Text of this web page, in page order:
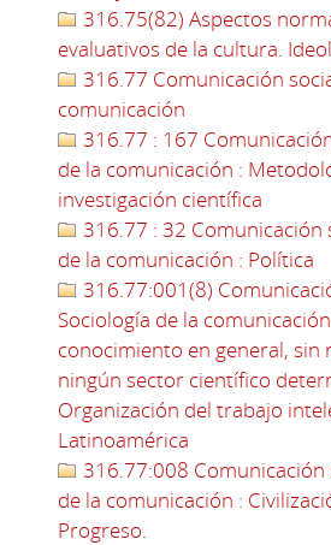
316.75(82) Aspectos
evaluativos de la cultura.
316.77 Comunicación
comunicación
316.77 : 167
de la comunicación :
investigación científica
316.77 : 32 Comunicación
de la comunicación : Política
316.77:001(8)
Sociología de la
conocimiento en general, sin
ningún sector científico
Organización del trabajo
Latinoamérica
316.77:008 Comunicación
de la comunicación :
Progreso.